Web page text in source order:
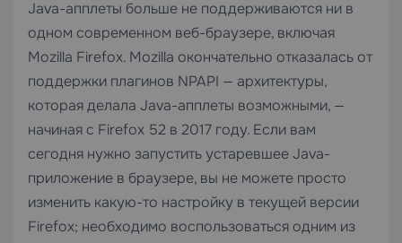
Java-апплеты больше не поддерживаются ни в
одном современном веб-браузере, включая
Mozilla Firefox. Mozilla окончательно отказалась от
поддержки плагинов NPAPI — архитектуры,
которая делала Java-апплеты возможными, —
начиная с Firefox 52 в 2017 году. Если вам
сегодня нужно запустить устаревшее Java-
приложение в браузере, вы не можете просто
изменить какую-то настройку в текущей версии
Firefox; необходимо воспользоваться одним из